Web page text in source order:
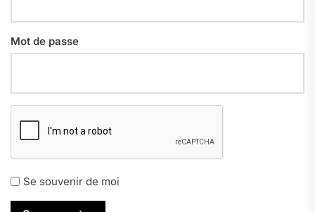
Mot de passe
Se souvenir de moi